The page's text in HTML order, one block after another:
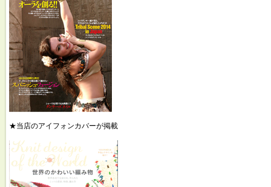
★当店のアイフォンカバーが掲載